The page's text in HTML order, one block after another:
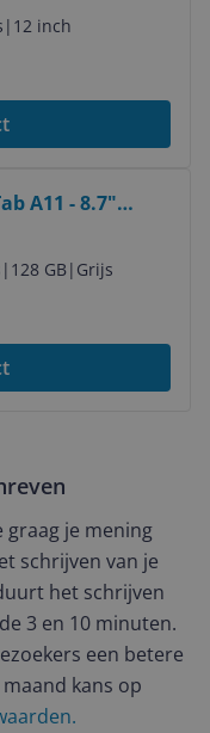
| 12 inch
A11 - 8.7"
| 128 GB| Grijs
je mening
schrijven van je
het schrijven
3 en 10 minuten.
een betere
kans op